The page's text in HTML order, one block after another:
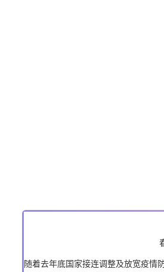
随着去年底国家接连调整及放宽疫情